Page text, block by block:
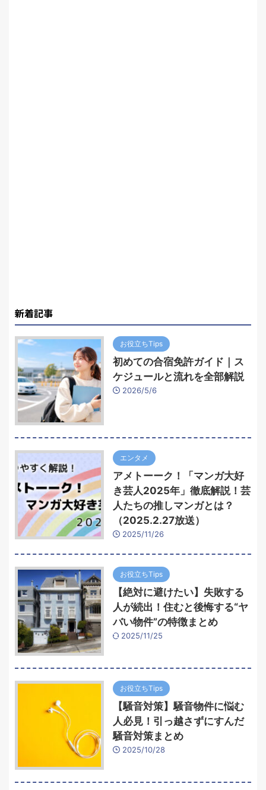
新着記事
お役立ちTips
初めての合宿免許ガイド｜ス
ケジュールと流れを全部解説
2026/5/6
エンタメ
アメトーーク！「マンガ大好
き芸人2025年」徹底解説！芸
人たちの推しマンガとは？
（2025.2.27放送）
2025/11/26
お役立ちTips
【絶対に避けたい】失敗する
人が続出！住むと後悔する“ヤ
バい物件”の特徴まとめ
2025/11/25
お役立ちTips
【騒音対策】騒音物件に悩む
人必見！引っ越さずにすんだ
騒音対策まとめ
2025/10/28